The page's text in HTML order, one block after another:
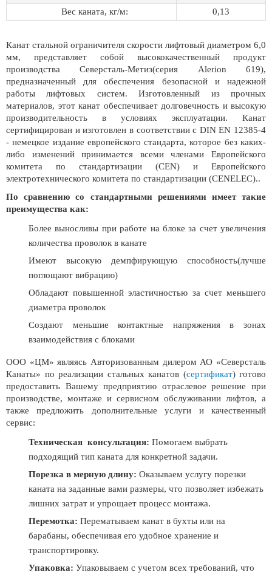
Вес каната, кг/м:
0,13
Канат стальной ограничителя скорости лифтовый диаметром 6,0
мм, представляет собой высококачественный продукт
производства Северсталь-Метиз(серия Alerion 619),
предназначенный для обеспечения безопасной и надежной
работы лифтовых систем. Изготовленный из прочных
материалов, этот канат обеспечивает долговечность и высокую
производительность в условиях эксплуатации. Канат
сертифицирован и изготовлен в соответствии с DIN EN 12385-4
- немецкое издание европейского стандарта, которое без каких-
либо изменений принимается всеми членами Европейского
комитета по стандартизации (CEN) и Европейского
электротехнического комитета по стандартизации (CENELEC)..
По сравнению со стандартными решениями имеет такие
преимущества как:
Более выносливы при работе на блоке за счет увеличения
количества проволок в канате
Имеют высокую демпфирующую способность(лучше
поглощают вибрацию)
Обладают повышенной эластичностью за счет меньшего
диаметра проволок
Создают меньшие контактные напряжения в зонах
взаимодействия с блоками
ООО «ЦМ» являясь Авторизованным дилером АО «Северсталь
Канаты» по реализации стальных канатов (сертификат) готово
предоставить Вашему предприятию отраслевое решение при
производстве, монтаже и сервисном обслуживании лифтов, а
также предложить дополнительные услуги и качественный
сервис:
Техническая консультация: Помогаем выбрать
подходящий тип каната для конкретной задачи.
Порезка в мерную длину: Оказываем услугу порезки
каната на заданные вами размеры, что позволяет избежать
лишних затрат и упрощает процесс монтажа.
Перемотка: Перематываем канат в бухты или на
барабаны, обеспечивая его удобное хранение и
транспортировку.
Упаковка: Упаковываем с учетом всех требований, что